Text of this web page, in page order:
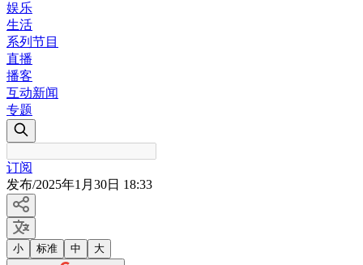
娱乐
生活
系列节目
直播
播客
互动新闻
专题
订阅
发布/2025年1月30日 18:33
小 标准 中 大